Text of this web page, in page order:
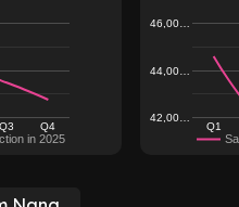
in 2025
Q3 Q4 Q1
42,00…
44,00…
46,00…